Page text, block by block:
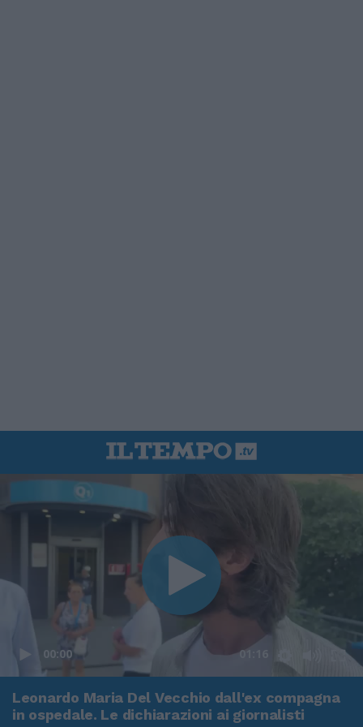
00:00 01:16
Leonardo Maria Del Vecchio dall'ex compagna
in ospedale. Le dichiarazioni ai giornalisti